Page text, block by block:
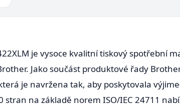
je vysoce kvalitní tiskový spotřební
Jako součást produktové řady
je navržena tak, aby poskytovala
stran na základě norem ISO/IEC 24711